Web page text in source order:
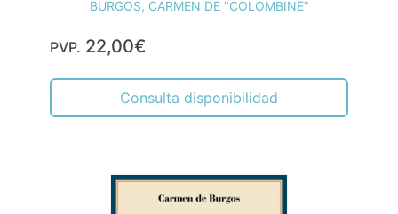
BURGOS, CARMEN DE "COLOMBINE"
PVP. 22,00€
Consulta disponibilidad